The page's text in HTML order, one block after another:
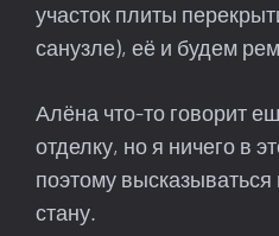
участок плиты
санузле), её и будем
Алёна что-то говорит
отделку, но я ничего в
поэтому высказываться
стану.